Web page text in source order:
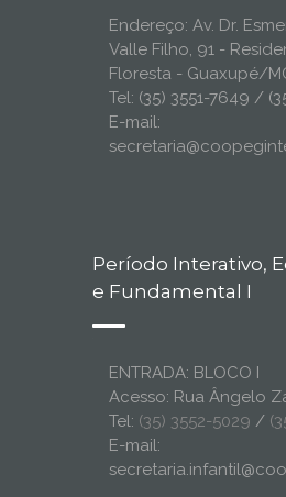
Endereço: Av. Dr.
Valle Filho, 91 -
Floresta - Guaxupé/
Tel: (35) 3551-7649 /
E-mail:
Período Interativo,
e Fundamental I
ENTRADA: BLOCO I
Acesso: Rua Ângelo
Tel: (35) 3552-5029 /
E-mail: